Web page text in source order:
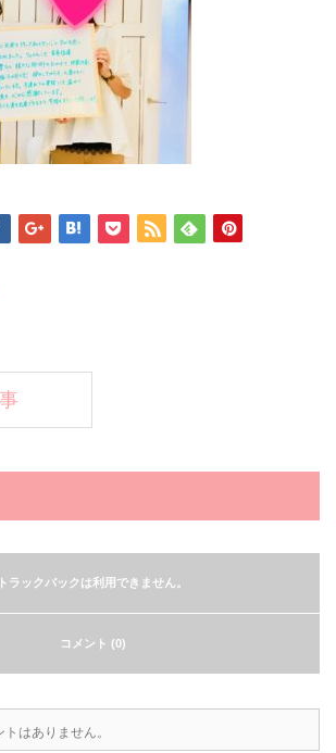
トラックバックは利用できません。
コメント (0)
はありません。